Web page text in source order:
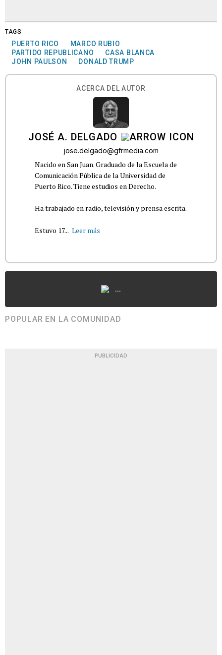
TAGS
PUERTO RICO
MARCO RUBIO
PARTIDO REPUBLICANO
CASA BLANCA
JOHN PAULSON
DONALD TRUMP
ACERCA DEL AUTOR
JOSÉ A. DELGADO
jose.delgado@gfrmedia.com
Nacido en San Juan. Graduado de la Escuela de
Comunicación Pública de la Universidad de
Puerto Rico. Tiene estudios en Derecho.
Ha trabajado en radio, televisión y prensa escrita.
Estuvo 17... Leer más
...
POPULAR EN LA COMUNIDAD
PUBLICIDAD